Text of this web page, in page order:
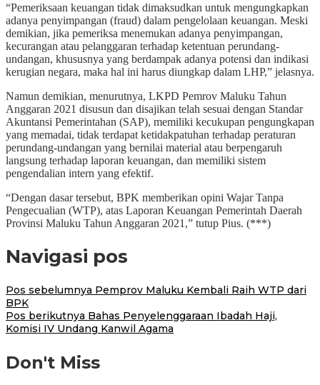
“Pemeriksaan keuangan tidak dimaksudkan untuk mengungkapkan
adanya penyimpangan (fraud) dalam pengelolaan keuangan. Meski
demikian, jika pemeriksa menemukan adanya penyimpangan,
kecurangan atau pelanggaran terhadap ketentuan perundang-
undangan, khususnya yang berdampak adanya potensi dan indikasi
kerugian negara, maka hal ini harus diungkap dalam LHP,” jelasnya.
Namun demikian, menurutnya, LKPD Pemrov Maluku Tahun
Anggaran 2021 disusun dan disajikan telah sesuai dengan Standar
Akuntansi Pemerintahan (SAP), memiliki kecukupan pengungkapan
yang memadai, tidak terdapat ketidakpatuhan terhadap peraturan
perundang-undangan yang bernilai material atau berpengaruh
langsung terhadap laporan keuangan, dan memiliki sistem
pengendalian intern yang efektif.
“Dengan dasar tersebut, BPK memberikan opini Wajar Tanpa
Pengecualian (WTP), atas Laporan Keuangan Pemerintah Daerah
Provinsi Maluku Tahun Anggaran 2021,” tutup Pius. (***)
Navigasi pos
Pos sebelumnya Pemprov Maluku Kembali Raih WTP dari
BPK
Pos berikutnya Bahas Penyelenggaraan Ibadah Haji,
Komisi IV Undang Kanwil Agama
Don't Miss